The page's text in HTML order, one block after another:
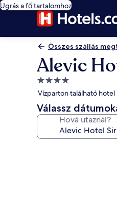
Ugrás a fő tartalomhoz
Összes szállás
Alevic
4.0
csillagos
szálláshely
Vízparton található
Válassz
Hová utaznál?